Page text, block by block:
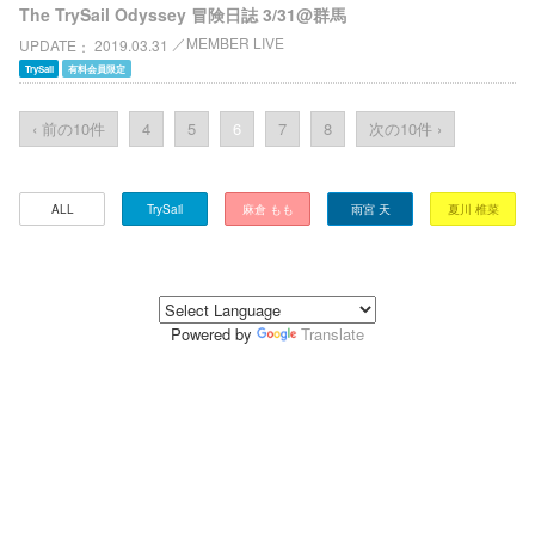
The TrySail Odyssey 冒険日誌 3/31@群馬
UPDATE 2019.03.31 MEMBER LIVE
TrySail 有料会員限定
‹ 前の10件 4 5 6 7 8 次の10件 ›
ALL TrySail 麻倉 もも 雨宮 天 夏川 椎菜
Powered by Translate